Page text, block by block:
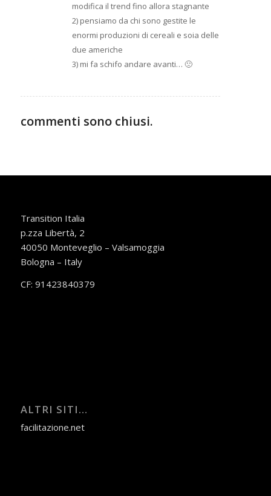
modifica il trend fino allora stagnante
2) pensiamo da chi sono gestite le
enormi produzioni di cereali e soia delle
due americhe
3) mi fa schifo andare avanti… 🙁
commenti sono chiusi.
Transition Italia
p.zza Libertà, 2
40050 Monteveglio – Valsamoggia
Bologna – Italy
CF: 91423840379
ALTRI SITI…
facilitazione.net